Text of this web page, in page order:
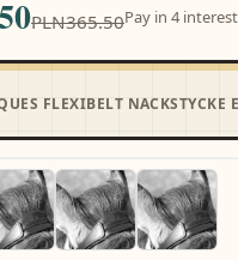
PLN365.50Pay in 4
FLEXIBELT NACKSTYCKE